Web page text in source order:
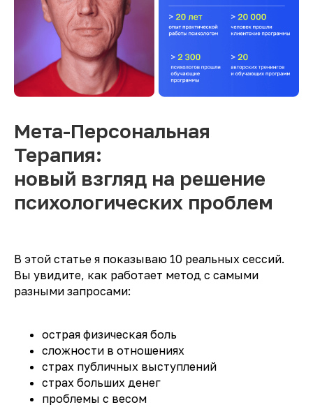
Мета-Персональная
Терапия:
новый взгляд на решение
психологических проблем
В этой статье я показываю 10 реальных сессий.
Вы увидите, как работает метод с самыми
разными запросами:
острая физическая боль
сложности в отношениях
страх публичных выступлений
страх больших денег
проблемы с весом